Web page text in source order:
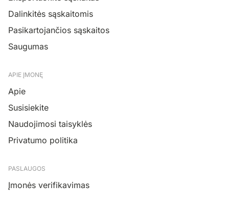
Dalinkitės sąskaitomis
Pasikartojančios sąskaitos
Saugumas
APIE ĮMONĘ
Apie
Susisiekite
Naudojimosi taisyklės
Privatumo politika
PASLAUGOS
Įmonės verifikavimas